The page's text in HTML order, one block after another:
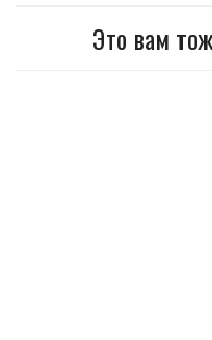
Это вам